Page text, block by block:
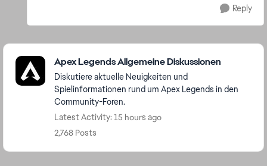
Reply
Featured Places
Apex Legends Allgemeine Diskussionen
Diskutiere aktuelle Neuigkeiten und
Spielinformationen rund um Apex Legends in den
Community-Foren.
Latest Activity: 15 hours ago
2,768 Posts